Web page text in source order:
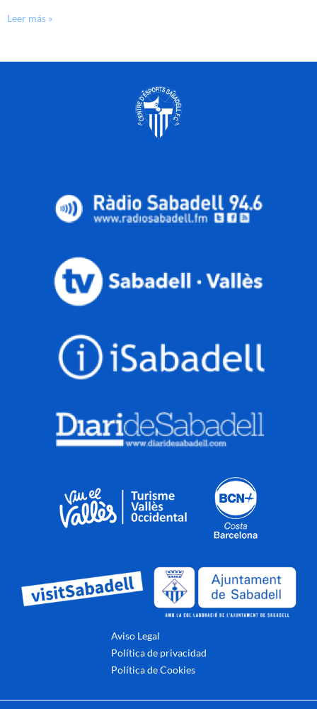
Leer más »
Aviso Legal
Política de privacidad
Política de Cookies